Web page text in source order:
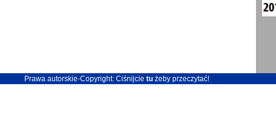
Prawa autorskie-Copyright: Ciśnijcietużeby przeczytać!